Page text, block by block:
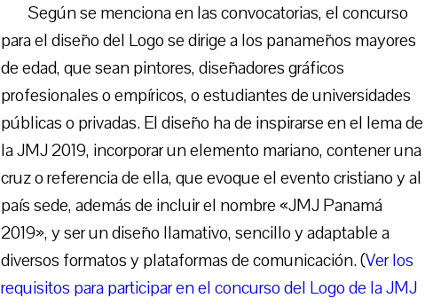
Según se menciona en las convocatorias, el concurso
para el diseño del Logo se dirige a los panameños mayores
de edad, que sean pintores, diseñadores gráficos
profesionales o empíricos, o estudiantes de universidades
públicas o privadas. El diseño ha de inspirarse en el lema de
la JMJ 2019, incorporar un elemento mariano, contener una
cruz o referencia de ella, que evoque el evento cristiano y al
país sede, además de incluir el nombre «JMJ Panamá
2019», y ser un diseño llamativo, sencillo y adaptable a
diversos formatos y plataformas de comunicación. (Ver los
requisitos para participar en el concurso del Logo de la JMJ